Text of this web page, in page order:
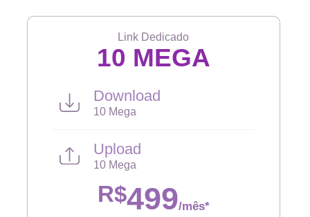
Link Dedicado
10 MEGA
Download
10 Mega
Upload
10 Mega
R$499/mês*